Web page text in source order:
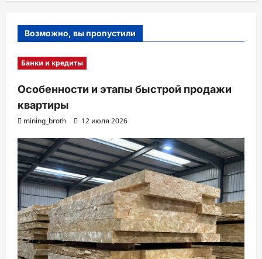
Возможно, вы пропустили
Банки и кредиты
Особенности и этапы быстрой продажи
квартиры
mining_broth 12 июля 2026